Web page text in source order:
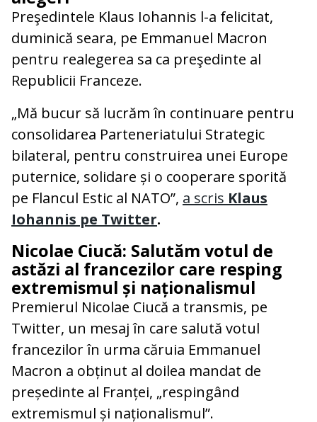
Preşedintele Klaus Iohannis l-a felicitat,
duminică seara, pe Emmanuel Macron
pentru realegerea sa ca preşedinte al
Republicii Franceze.
„Mă bucur să lucrăm în continuare pentru
consolidarea Parteneriatului Strategic
bilateral, pentru construirea unei Europe
puternice, solidare și o cooperare sporită
pe Flancul Estic al NATO”, a scris Klaus
Iohannis pe Twitter.
Nicolae Ciucă: Salutăm votul de
astăzi al francezilor care resping
extremismul și naționalismul
Premierul Nicolae Ciucă a transmis, pe
Twitter, un mesaj în care salută votul
francezilor în urma căruia Emmanuel
Macron a obținut al doilea mandat de
președinte al Franței, „respingând
extremismul și naționalismul”.